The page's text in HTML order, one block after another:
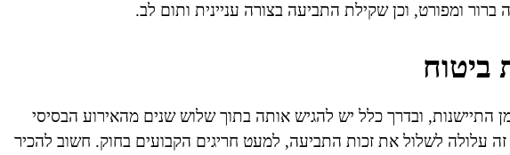
ברור ומפורט, וכן שקילת התביעה בצורה עניינית ותום לב.
ביטוח
התיישנות, ובדרך כלל יש להגיש אותה בתוך שלוש שנים מהאירוע הבסיסי
עלולה לשלול את זכות התביעה, למעט חריגים הקבועים בחוק. חשוב להכיר